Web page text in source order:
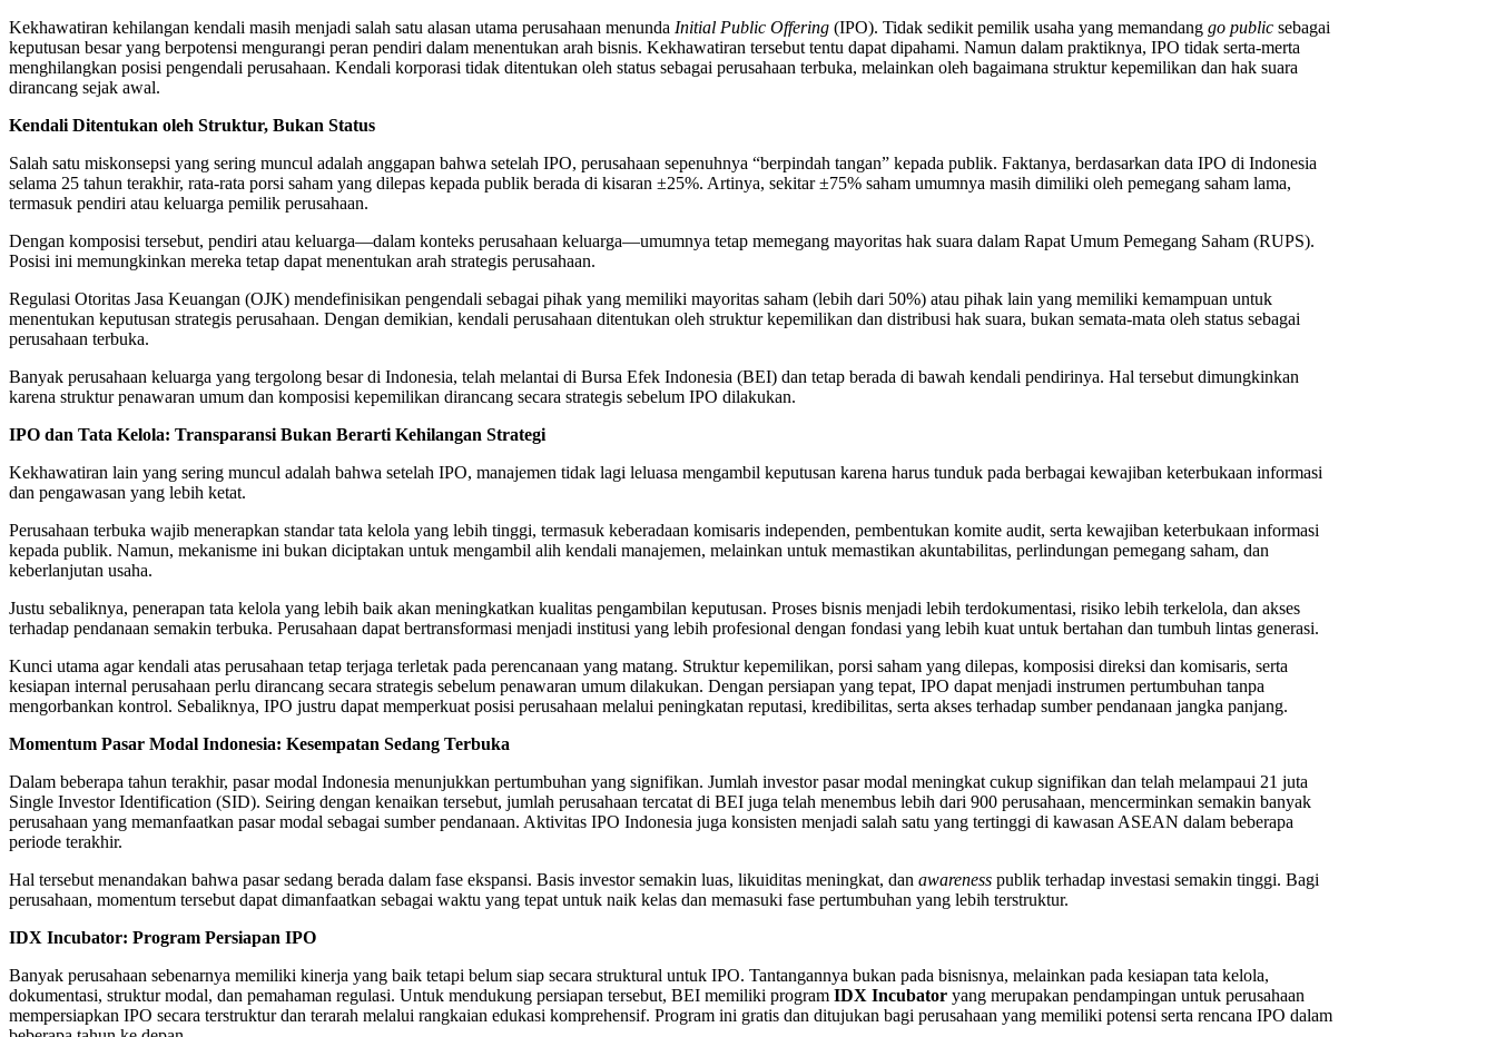
Kekhawatiran kehilangan kendali masih menjadi salah satu alasan utama perusahaan menunda Initial Public Offering (IPO). Tidak sedikit pemilik usaha yang memandang go public sebagai
keputusan besar yang berpotensi mengurangi peran pendiri dalam menentukan arah bisnis. Kekhawatiran tersebut tentu dapat dipahami. Namun dalam praktiknya, IPO tidak serta-merta
menghilangkan posisi pengendali perusahaan. Kendali korporasi tidak ditentukan oleh status sebagai perusahaan terbuka, melainkan oleh bagaimana struktur kepemilikan dan hak suara
dirancang sejak awal.
Kendali Ditentukan oleh Struktur, Bukan Status
Salah satu miskonsepsi yang sering muncul adalah anggapan bahwa setelah IPO, perusahaan sepenuhnya “berpindah tangan” kepada publik. Faktanya, berdasarkan data IPO di Indonesia
selama 25 tahun terakhir, rata-rata porsi saham yang dilepas kepada publik berada di kisaran ±25%. Artinya, sekitar ±75% saham umumnya masih dimiliki oleh pemegang saham lama,
termasuk pendiri atau keluarga pemilik perusahaan.
Dengan komposisi tersebut, pendiri atau keluarga—dalam konteks perusahaan keluarga—umumnya tetap memegang mayoritas hak suara dalam Rapat Umum Pemegang Saham (RUPS).
Posisi ini memungkinkan mereka tetap dapat menentukan arah strategis perusahaan.
Regulasi Otoritas Jasa Keuangan (OJK) mendefinisikan pengendali sebagai pihak yang memiliki mayoritas saham (lebih dari 50%) atau pihak lain yang memiliki kemampuan untuk
menentukan keputusan strategis perusahaan. Dengan demikian, kendali perusahaan ditentukan oleh struktur kepemilikan dan distribusi hak suara, bukan semata-mata oleh status sebagai
perusahaan terbuka.
Banyak perusahaan keluarga yang tergolong besar di Indonesia, telah melantai di Bursa Efek Indonesia (BEI) dan tetap berada di bawah kendali pendirinya. Hal tersebut dimungkinkan
karena struktur penawaran umum dan komposisi kepemilikan dirancang secara strategis sebelum IPO dilakukan.
IPO dan Tata Kelola: Transparansi Bukan Berarti Kehilangan Strategi
Kekhawatiran lain yang sering muncul adalah bahwa setelah IPO, manajemen tidak lagi leluasa mengambil keputusan karena harus tunduk pada berbagai kewajiban keterbukaan informasi
dan pengawasan yang lebih ketat.
Perusahaan terbuka wajib menerapkan standar tata kelola yang lebih tinggi, termasuk keberadaan komisaris independen, pembentukan komite audit, serta kewajiban keterbukaan informasi
kepada publik. Namun, mekanisme ini bukan diciptakan untuk mengambil alih kendali manajemen, melainkan untuk memastikan akuntabilitas, perlindungan pemegang saham, dan
keberlanjutan usaha.
Justu sebaliknya, penerapan tata kelola yang lebih baik akan meningkatkan kualitas pengambilan keputusan. Proses bisnis menjadi lebih terdokumentasi, risiko lebih terkelola, dan akses
terhadap pendanaan semakin terbuka. Perusahaan dapat bertransformasi menjadi institusi yang lebih profesional dengan fondasi yang lebih kuat untuk bertahan dan tumbuh lintas generasi.
Kunci utama agar kendali atas perusahaan tetap terjaga terletak pada perencanaan yang matang. Struktur kepemilikan, porsi saham yang dilepas, komposisi direksi dan komisaris, serta
kesiapan internal perusahaan perlu dirancang secara strategis sebelum penawaran umum dilakukan. Dengan persiapan yang tepat, IPO dapat menjadi instrumen pertumbuhan tanpa
mengorbankan kontrol. Sebaliknya, IPO justru dapat memperkuat posisi perusahaan melalui peningkatan reputasi, kredibilitas, serta akses terhadap sumber pendanaan jangka panjang.
Momentum Pasar Modal Indonesia: Kesempatan Sedang Terbuka
Dalam beberapa tahun terakhir, pasar modal Indonesia menunjukkan pertumbuhan yang signifikan. Jumlah investor pasar modal meningkat cukup signifikan dan telah melampaui 21 juta
Single Investor Identification (SID). Seiring dengan kenaikan tersebut, jumlah perusahaan tercatat di BEI juga telah menembus lebih dari 900 perusahaan, mencerminkan semakin banyak
perusahaan yang memanfaatkan pasar modal sebagai sumber pendanaan. Aktivitas IPO Indonesia juga konsisten menjadi salah satu yang tertinggi di kawasan ASEAN dalam beberapa
periode terakhir.
Hal tersebut menandakan bahwa pasar sedang berada dalam fase ekspansi. Basis investor semakin luas, likuiditas meningkat, dan awareness publik terhadap investasi semakin tinggi. Bagi
perusahaan, momentum tersebut dapat dimanfaatkan sebagai waktu yang tepat untuk naik kelas dan memasuki fase pertumbuhan yang lebih terstruktur.
IDX Incubator: Program Persiapan IPO
Banyak perusahaan sebenarnya memiliki kinerja yang baik tetapi belum siap secara struktural untuk IPO. Tantangannya bukan pada bisnisnya, melainkan pada kesiapan tata kelola,
dokumentasi, struktur modal, dan pemahaman regulasi. Untuk mendukung persiapan tersebut, BEI memiliki program IDX Incubator yang merupakan pendampingan untuk perusahaan
mempersiapkan IPO secara terstruktur dan terarah melalui rangkaian edukasi komprehensif. Program ini gratis dan ditujukan bagi perusahaan yang memiliki potensi serta rencana IPO dalam